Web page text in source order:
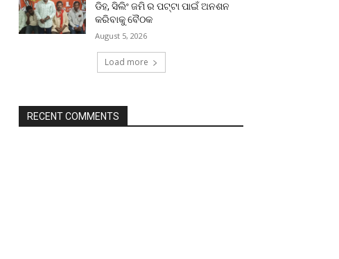
ଡିହ, ସିଲିଂ ଜମି ର ପଟ୍ଟା ପାଇଁ ଅନଶନ
କରିବାକୁ ବୈଠକ
August 5, 2026
Load more
RECENT COMMENTS